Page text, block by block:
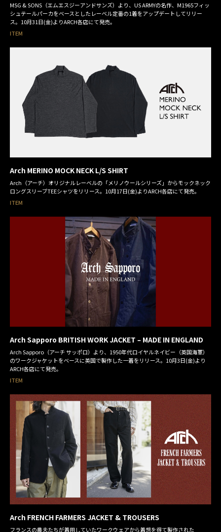
MSG & SONS（エムエスジーアンドサンズ）より、US ARMYの名作、M1965フィッ
シュテールパーカをベースとしたレーベル定番の1着をアップデートしてリリー
ス。10月31日(金)よりARCH各店にて発売。
ITEM
Arch MERINO MOCK NECK L/S SHIRT
Arch（アーチ）オリジナルレーベルの「メリノウールシリーズ」からモックネック
ロングスリーブTEEシャツをリリース。10月17日(金)よりARCH各店にて発売。
ITEM
Arch Sapporo BRITISH WORK JACKET – MADE IN ENGLAND
Arch Sapporo（アーチ サッポロ）より、1950年代ロイヤルネイビー（英国海軍）
のワークジャケットをベースに英国で製作した一着をリリース。10月3日(金)より
ARCH各店にて発売。
ITEM
Arch FRENCH FARMERS JACKET & TROUSERS
フランスの農夫たちが着用していたワークウェアから着想を得て製作された